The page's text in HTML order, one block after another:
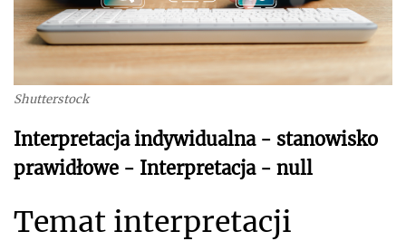
Shutterstock
Interpretacja indywidualna - stanowisko
prawidłowe - Interpretacja - null
Temat interpretacji